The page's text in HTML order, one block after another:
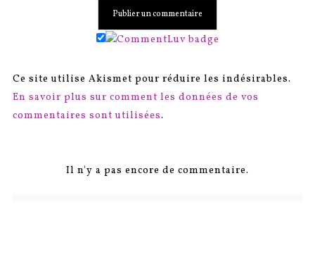
Ce site utilise Akismet pour réduire les indésirables.
En savoir plus sur comment les données de vos
commentaires sont utilisées.
Il n'y a pas encore de commentaire.